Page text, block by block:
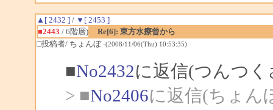
▲[ 2432 ]/ ▼[ 2453 ]
■2443 / 6階層)
Re[6]: 東方水療曾から
□投稿者/ ちょんぼ-(2008/11/06(Thu) 10:53:35)
■No2432に返信(つんつ
> ■No2406に返信(ちょん